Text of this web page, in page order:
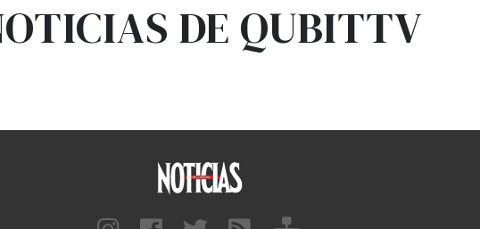
DE QUBITTV